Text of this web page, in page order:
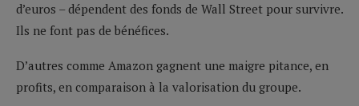
d’euros – dépendent des fonds de Wall Street pour survivre.
Ils ne font pas de bénéfices.
D’autres comme Amazon gagnent une maigre pitance, en
profits, en comparaison à la valorisation du groupe.